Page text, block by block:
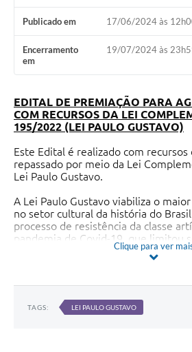
Publicado em 17/06/2024 às
Encerramento
em
19/07/2024 às
EDITAL DE PREMIAÇÃO PARA
COM RECURSOS DA LEI
195/2022 (LEI PAULO GUSTAVO)
Este Edital é realizado com
repassado por meio da Lei
Lei Paulo Gustavo.
A Lei Paulo Gustavo viabiliza o
no setor cultural da história do
processo de resistência da classe
pandemia de Covid-19, que limitou
atividades do setor cultural.
símbolo da categoria, vitimado pela
As condições para a execução da
Clique para ver
TAGS: LEI PAULO GUSTAVO